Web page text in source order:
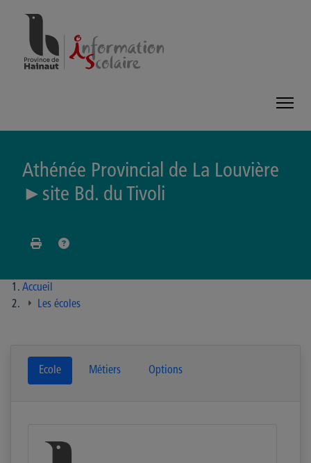
Athénée Provincial de La Louvière
►site Bd. du Tivoli
Accueil
Les écoles
Ecole Métiers Options